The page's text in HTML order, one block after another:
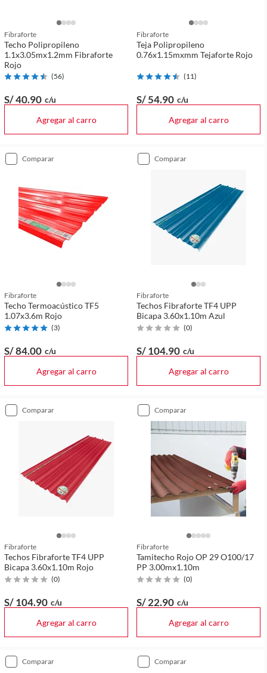
Fibraforte
Techo Polipropileno
1.1x3.05mx1.2mm Fibraforte
Rojo
(56)
S/ 40.90 c/u
Agregar al carro
Fibraforte
Teja Polipropileno
0.76x1.15mxmm Tejaforte Rojo
(11)
S/ 54.90 c/u
Agregar al carro
comparar
Fibraforte
Techo Termoacústico TF5
1.07x3.6m Rojo
(3)
S/ 84.00 c/u
Agregar al carro
comparar
Fibraforte
Techos Fibraforte TF4 UPP
Bicapa 3.60x1.10m Azul
(0)
S/ 104.90 c/u
Agregar al carro
comparar
Fibraforte
Techos Fibraforte TF4 UPP
Bicapa 3.60x1.10m Rojo
(0)
S/ 104.90 c/u
Agregar al carro
comparar
Fibraforte
Tamitecho Rojo OP 29 O100/17
PP 3.00mx1.10m
(0)
S/ 22.90 c/u
Agregar al carro
comparar comparar